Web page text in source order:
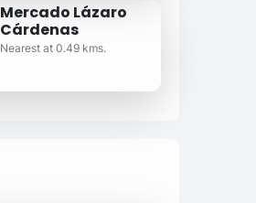
Mercado Lázaro
Cárdenas
Nearest at 0.49 kms.